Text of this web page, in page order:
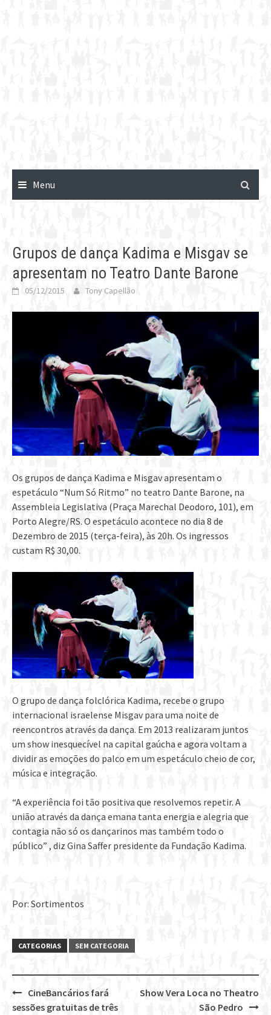
Menu
Grupos de dança Kadima e Misgav se
apresentam no Teatro Dante Barone
05/12/2015 Tony Capellão
Os grupos de dança Kadima e Misgav apresentam o
espetáculo “Num Só Ritmo” no teatro Dante Barone, na
Assembleia Legislativa (Praça Marechal Deodoro, 101), em
Porto Alegre/RS. O espetáculo acontece no dia 8 de
Dezembro de 2015 (terça-feira), às 20h. Os ingressos
custam R$ 30,00.
O grupo de dança folclórica Kadima, recebe o grupo
internacional israelense Misgav para uma noite de
reencontros através da dança. Em 2013 realizaram juntos
um show inesquecível na capital gaúcha e agora voltam a
dividir as emoções do palco em um espetáculo cheio de cor,
música e integração.
“A experiência foi tão positiva que resolvemos repetir. A
união através da dança emana tanta energia e alegria que
contagia não só os dançarinos mas também todo o
público” , diz Gina Saffer presidente da Fundação Kadima.
Por: Sortimentos
CATEGORIAS SEM CATEGORIA
Post
Show Vera Loca no Theatro
São Pedro
CineBancários fará
sessões gratuitas de três